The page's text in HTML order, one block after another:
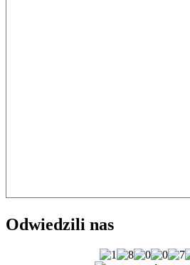
Odwiedzili nas